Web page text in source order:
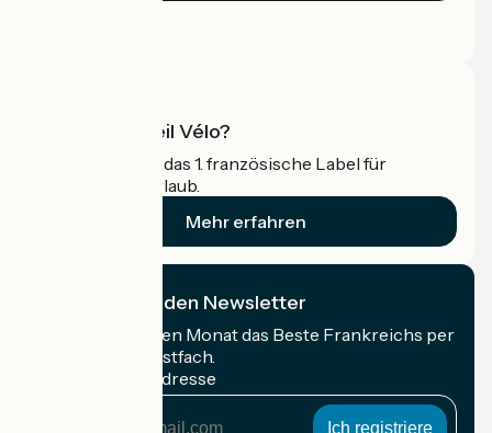
Was ist Accueil Vélo?
Accueil Vélo ist das 1. französische Label für
Radfahrer im Urlaub.
Mehr erfahren
Ich abonniere den Newsletter
Erhalten Sie jeden Monat das Beste Frankreichs per
Rad in Ihrem Postfach.
Meine E-Mail-Adresse